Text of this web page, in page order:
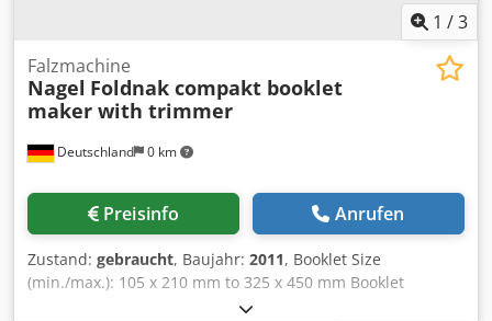
1 /3
Deutschland 0 km
Falzmachine
Nagel Foldnak compakt booklet
maker with trimmer
Preisinfo Anrufen
Zustand: gebraucht, Baujahr: 2011, Booklet Size
(min./max.): 105 x 210 mm to 325 x 450 mm Booklet
Thickness: Max. 25 sheets (80 gsm) or up to 5 mm Max